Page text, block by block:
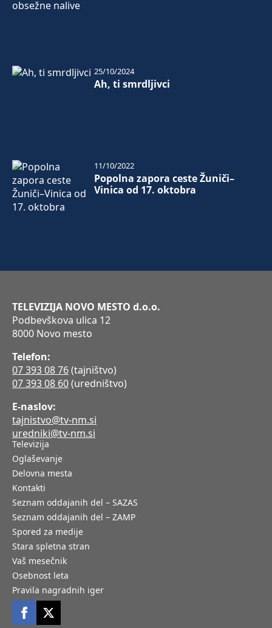
Ah, ti smrdljivci
25/10/2024
Popolna zapora ceste Žuniči–
Vinica od 17. oktobra
11/10/2022
TELEVIZIJA NOVO MESTO d.o.o.
Podbevškova ulica 12
8000 Novo mesto
Telefon:
07 393 08 76(tajništvo)
07 393 08 60(uredništvo)
E-naslov:
tajnistvo@tv-nm.si
uredniki@tv-nm.si
Televizija
Oglaševanje
Delovna mesta
Kontakti
Seznam oddajanih del – SAZAS
Seznam oddajanih del – ZAMP
Spored za medije
Stara spletna stran
Vaš mesečnik
Osebnost leta
Pravila nagradnih iger